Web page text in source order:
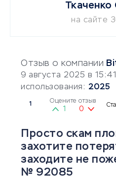
Отзыв о компании
9 августа 2025 в 15:41
использования: 2025
1 Оцените отзыв
1 0
Просто скам
захотите
заходите не
№ 92085
на сайте